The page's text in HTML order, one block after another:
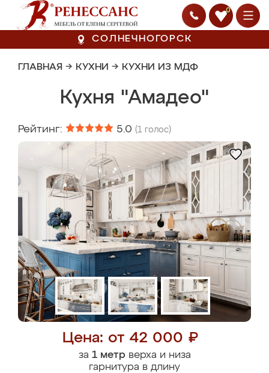
0
СОЛНЕЧНОГОРСК
ГЛАВНАЯ → КУХНИ → КУХНИ ИЗ МДФ
Кухня "Амадео"
Рейтинг: 5.0 (1 голос)
Цена: от 42 000 ₽
за 1 метрверха и низа
гарнитура в длину